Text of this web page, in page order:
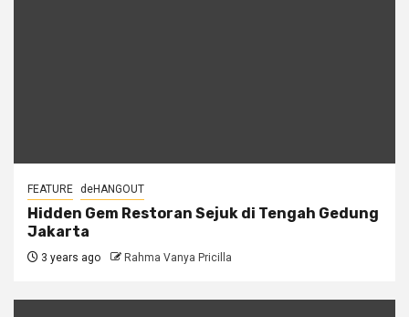
FEATURE deHANGOUT
Hidden Gem Restoran Sejuk di Tengah Gedung
Jakarta
3 years ago Rahma Vanya Pricilla